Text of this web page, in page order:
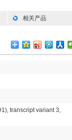
相关产品
transcript variant 3,